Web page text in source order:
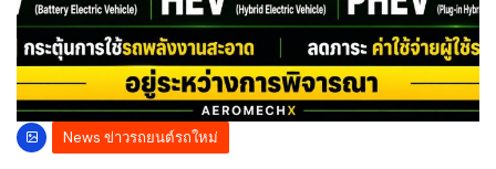
News ข่าวรถยนต์รถใหม่